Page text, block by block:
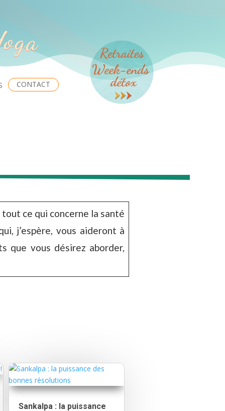
CONTACT
ce qui concerne la santé
j’espère, vous aideront à
que vous désirez aborder,
Sankalpa : la puissance